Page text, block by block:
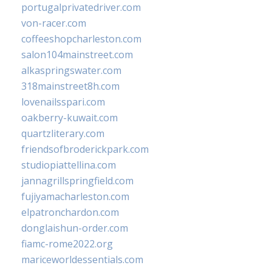
portugalprivatedriver.com
von-racer.com
coffeeshopcharleston.com
salon104mainstreet.com
alkaspringswater.com
318mainstreet8h.com
lovenailsspari.com
oakberry-kuwait.com
quartzliterary.com
friendsofbroderickpark.com
studiopiattellina.com
jannagrillspringfield.com
fujiyamacharleston.com
elpatronchardon.com
donglaishun-order.com
fiamc-rome2022.org
mariceworldessentials.com